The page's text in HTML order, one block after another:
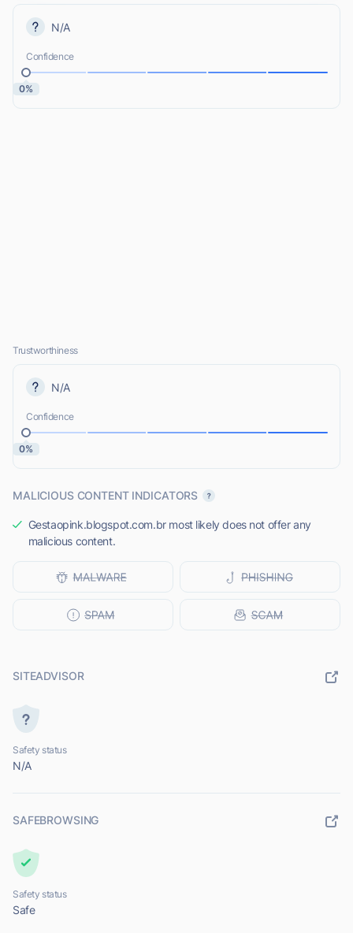
N/A
Confidence
0%
Trustworthiness
N/A
Confidence
0%
MALICIOUS CONTENT INDICATORS
Gestaopink.blogspot.com.br most likely does not offer any
malicious content.
SITEADVISOR
Safety status
N/A
SAFEBROWSING
Safety status
Safe